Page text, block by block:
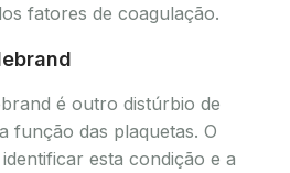
fatores de coagulação.
é outro distúrbio de
função das plaquetas. O
esta condição e a